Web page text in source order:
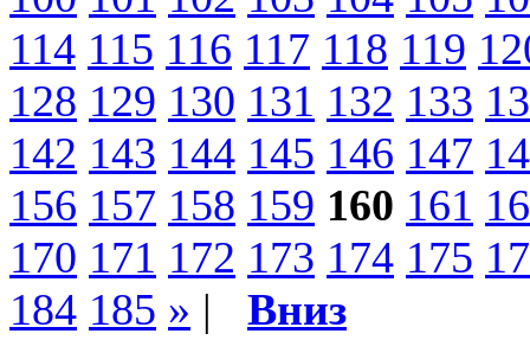
114 115 116 117 118 119
128 129 130 131 132 133
142 143 144 145 146 147
156 157 158 159 160 161
170 171 172 173 174 175
184 185 » | Вниз